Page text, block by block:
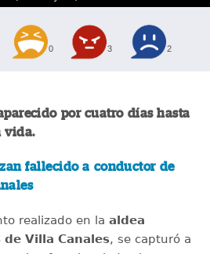
0 3 2
por cuatro días hasta
vida.
fallecido a conductor de
realizado en la aldea
de Villa Canales, se capturó a